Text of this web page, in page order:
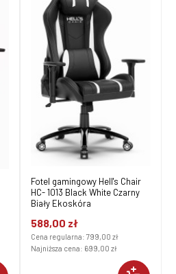
Fotel gamingowy Hell's Chair
HC- 1013 Black White Czarny
Biały Ekoskóra
588,00 zł
Cena regularna: 799,00 zł
Najniższa cena: 699,00 zł